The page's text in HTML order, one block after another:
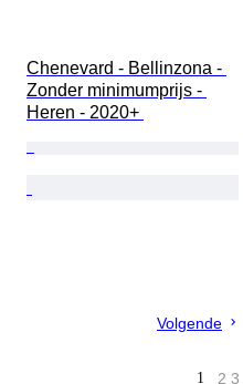
Chenevard - Bellinzona -
Zonder minimumprijs -
Heren - 2020+
Volgende
1 2 3